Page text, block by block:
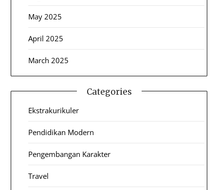
May 2025
April 2025
March 2025
Categories
Ekstrakurikuler
Pendidikan Modern
Pengembangan Karakter
Travel